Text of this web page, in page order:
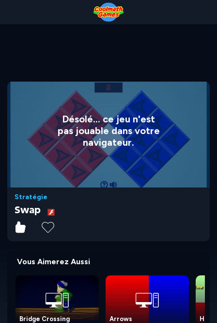
Désolé... ce jeu n'est
pas jouable dans votre
navigateur.
Stratégie
Swap
Vous Aimerez Aussi
Bridge Crossing Arrows Hour